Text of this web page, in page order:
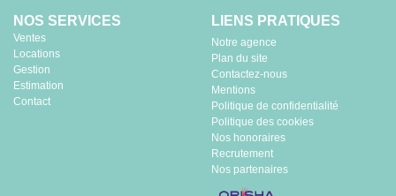
NOS SERVICES
Ventes
Locations
Gestion
Estimation
Contact
LIENS PRATIQUES
Notre agence
Plan du site
Contactez-nous
Mentions
Politique de confidentialité
Politique des cookies
Nos honoraires
Recrutement
Nos partenaires